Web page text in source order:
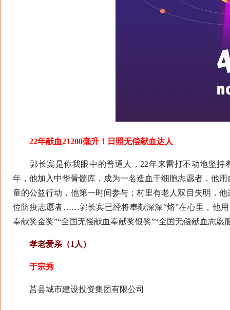
22年献血21200毫升！日照无偿献血达人
郭长宾是你我眼中的普通人，22年来雷打不动地坚持
年，他加入中华骨髓库，成为一名造血干细胞志愿者，他
童的公益行动，他第一时间参与；村里有老人双目失明，
位防疫志愿者……郭长宾已经将奉献深深“烙”在心里，他
奉献奖金奖”“全国无偿献血奉献奖银奖”“全国无偿献血志愿
孝老爱亲（1人）
于宗秀
莒县城市建设投资集团有限公司